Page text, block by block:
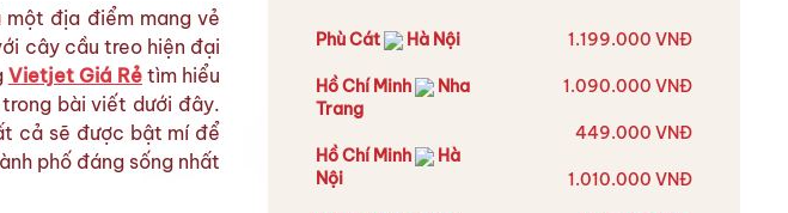
địa điểm mang vẻ
cây cầu treo hiện đại
Vietjet Giá Rẻ tìm hiểu
bài viết dưới đây.
cả sẽ được bật mí để
phố đáng sống nhất
Phù Cát Hà Nội
Hồ Chí Minh
Nha
Trang
Hồ Chí Minh
Hà
Nội
1.199.000 VNĐ
1.090.000 VNĐ
449.000 VNĐ
1.010.000 VNĐ